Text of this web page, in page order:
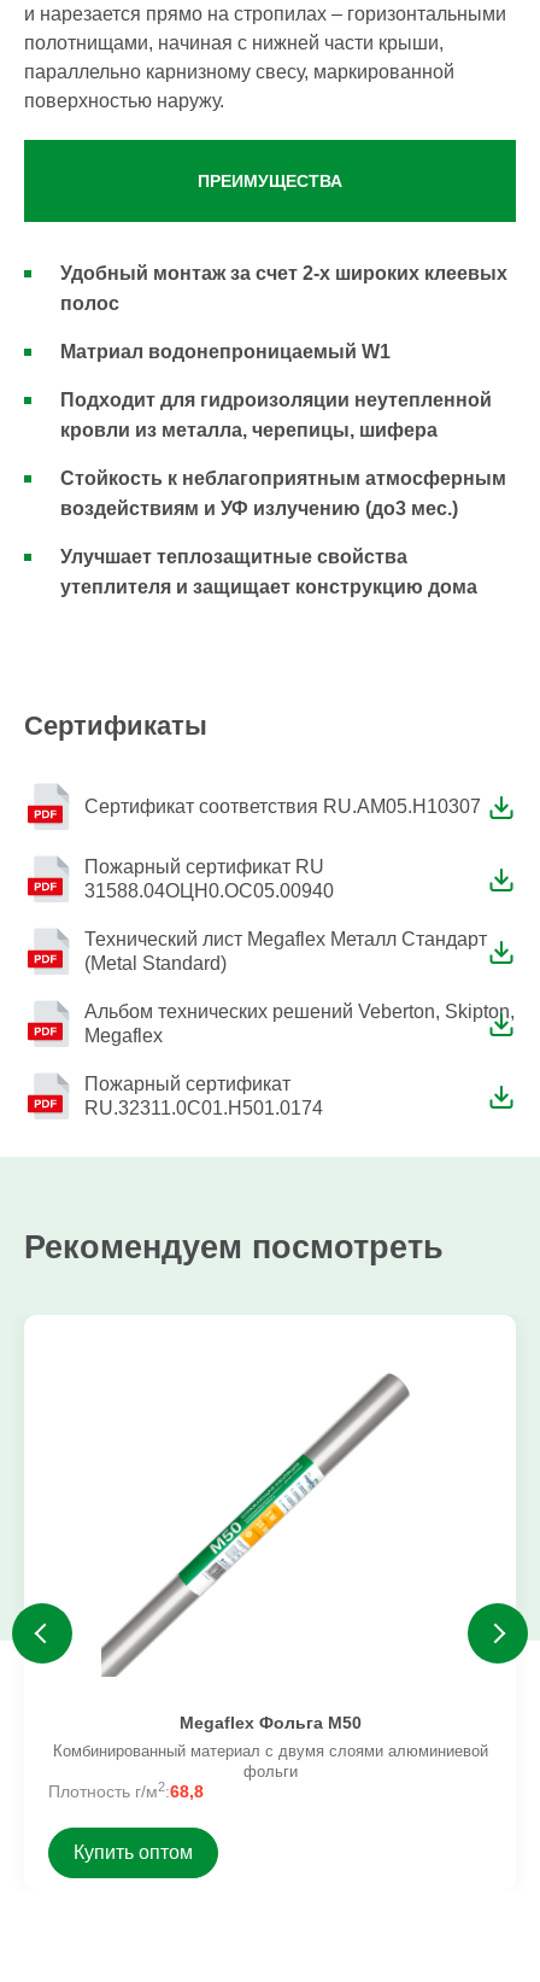
и нарезается прямо на стропилах – горизонтальными
полотнищами, начиная с нижней части крыши,
параллельно карнизному свесу, маркированной
поверхностью наружу.
ПРЕИМУЩЕСТВА
Удобный монтаж за счет 2-х широких клеевых
полос
Матриал водонепроницаемый W1
Подходит для гидроизоляции неутепленной
кровли из металла, черепицы, шифера
Стойкость к неблагоприятным атмосферным
воздействиям и УФ излучению (до3 мес.)
Улучшает теплозащитные свойства
утеплителя и защищает конструкцию дома
Сертификаты
Сертификат соответствия RU.AM05.H10307
Пожарный сертификат RU
31588.04ОЦН0.ОС05.00940
Технический лист Megaflex Металл Стандарт
(Metal Standard)
Альбом технических решений Veberton, Skipton,
Megaflex
Пожарный сертификат
RU.32311.0C01.H501.0174
Рекомендуем посмотреть
Megaflex Фольга M50
Комбинированный материал с двумя слоями алюминиевой
фольги
Плотность г/м2:68,8
Купить оптом